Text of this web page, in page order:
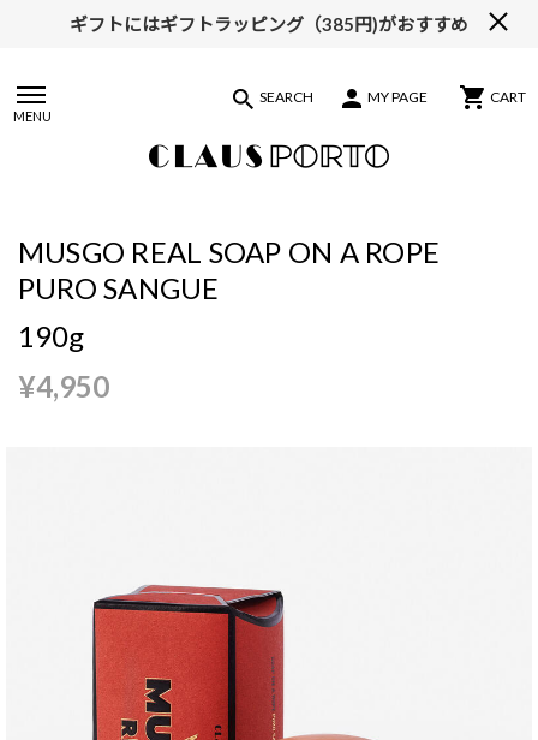
ギフトにはギフトラッピング（385円)がおすすめ
MENU
SEARCH MY PAGE CART
MUSGO REAL SOAP ON A ROPE
PURO SANGUE
190g
¥4,950